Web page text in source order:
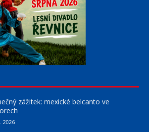
zážitek: mexické belcanto ve
2026